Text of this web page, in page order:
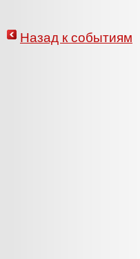
Назад к событиям